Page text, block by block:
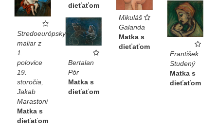
dieťaťom
Mikuláš
Galanda
Matka s
dieťaťom
Stredoeurópsky
maliar z
1.
polovice
19.
storočia,
Jakab
Marastoni
Matka s
dieťaťom
František
Studený
Matka s
dieťaťom
Bertalan
Pór
Matka s
dieťaťom